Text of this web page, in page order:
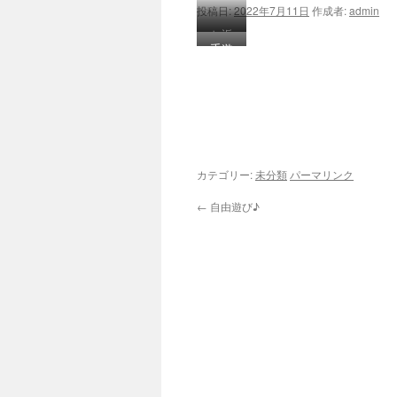
ツ
投稿日:2022年7月11日 作成者:admin
お返
た♪
手遊
カテゴリー:未分類 パーマリンク
← 自由遊び♪